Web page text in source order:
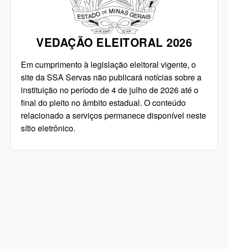
VEDAÇÃO ELEITORAL 2026
Em cumprimento à legislação eleitoral vigente, o
site da SSA Servas não publicará notícias sobre a
instituição no período de 4 de julho de 2026 até o
final do pleito no âmbito estadual. O conteúdo
relacionado a serviços permanece disponível neste
sítio eletrônico.